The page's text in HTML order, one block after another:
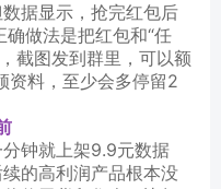
据显示，抢完红包后
做法是把红包和“任
截图发到群里，可以额
资料，至少会多停留2
钟就上架9.9元数据
的高利润产品根本没